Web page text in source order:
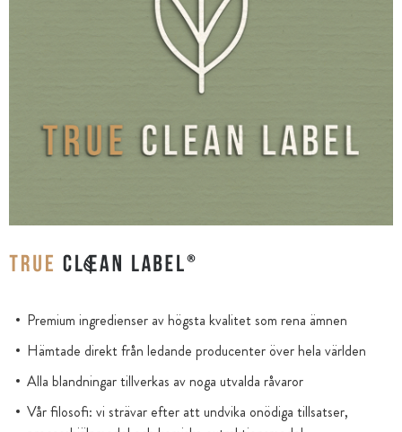
Premium ingredienser av högsta kvalitet som rena ämnen
Hämtade direkt från ledande producenter över hela världen
Alla blandningar tillverkas av noga utvalda råvaror
Vår filosofi: vi strävar efter att undvika onödiga tillsatser,